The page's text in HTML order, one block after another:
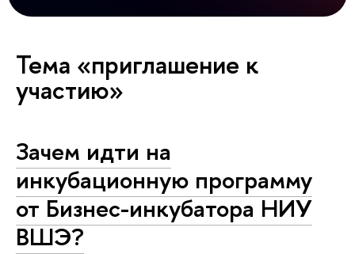
Тема «приглашение к
участию»
Зачем идти на
инкубационную программу
от Бизнес-инкубатора НИУ
ВШЭ?